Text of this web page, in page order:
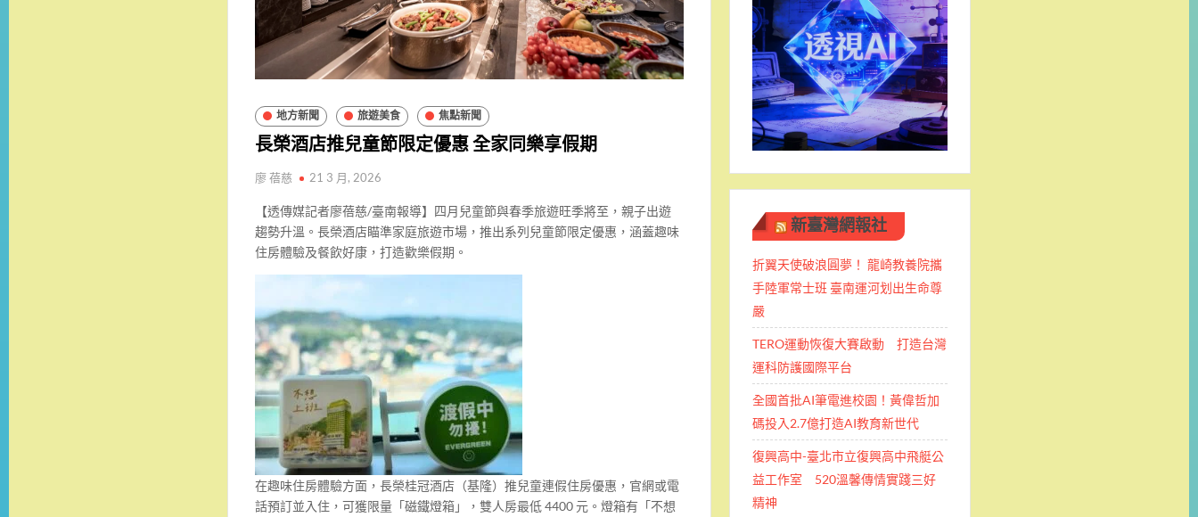
地方新聞 旅遊美食 焦點新聞
長榮酒店推兒童節限定優惠 全家同樂享假期
廖 蓓慈 21 3 月, 2026
【透傳媒記者廖蓓慈/臺南報導】四月兒童節與春季旅遊旺季將至，親子出遊
趨勢升溫。長榮酒店瞄準家庭旅遊市場，推出系列兒童節限定優惠，涵蓋趣味
住房體驗及餐飲好康，打造歡樂假期。
在趣味住房體驗方面，長榮桂冠酒店（基隆）推兒童連假住房優惠，官網或電
話預訂並入住，可獲限量「磁鐵燈箱」，雙人房最低 4400 元。燈箱有「不想
新臺灣網報社
折翼天使破浪圓夢！ 龍崎教養院攜
手陸軍常士班 ​臺南運河划出生命尊
嚴
TERO運動恢復大賽啟動 打造台灣
運科防護國際平台
全國首批AI筆電進校園！黃偉哲加
碼投入2.7億打造AI教育新世代
復興高中-臺北市立復興高中飛艇公
益工作室 520溫馨傳情實踐三好
精神